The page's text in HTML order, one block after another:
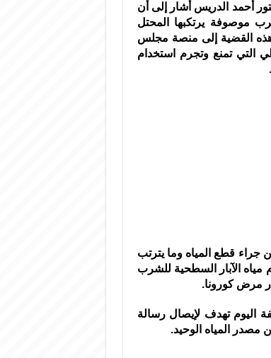
أحمد الدريس أشار إلى أن
موصوفة يرتكبها المحتل
القضية إلى منصة مجلس
التي تمنع وتجرم استخدام
جراء قطع المياه وما يترتب
مياه الآبار السطحية للشرب
مرض كورونا.
تهدف لإيصال رسالة
مصدر المياه الوحيد.